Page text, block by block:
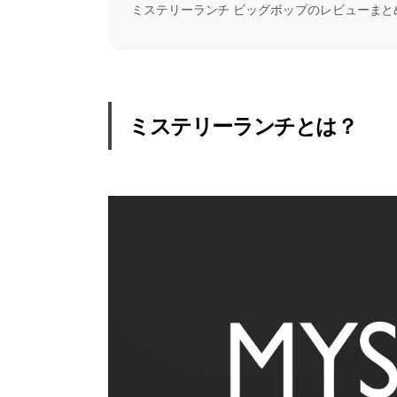
ミステリーランチ ビッグボップのレビューまと
ミステリーランチとは？